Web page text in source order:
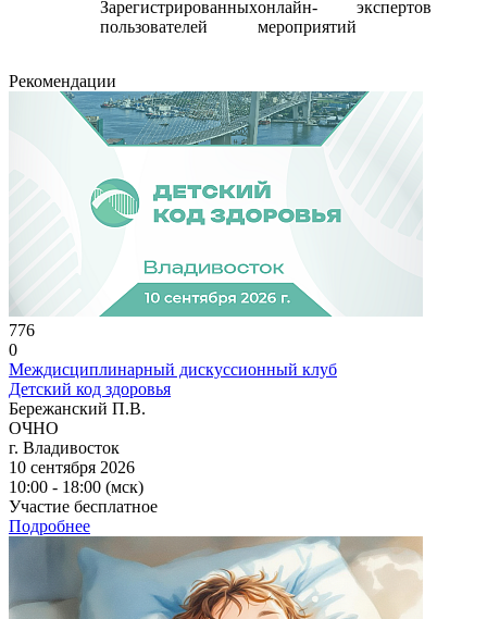
Зарегистрированных
пользователей
онлайн-
мероприятий
экспертов
Рекомендации
776
0
Междисциплинарный дискуссионный клуб
Детский код здоровья
Бережанский П.В.
ОЧНО
г. Владивосток
10 сентября 2026
10:00 - 18:00 (мск)
Участие бесплатное
Подробнее